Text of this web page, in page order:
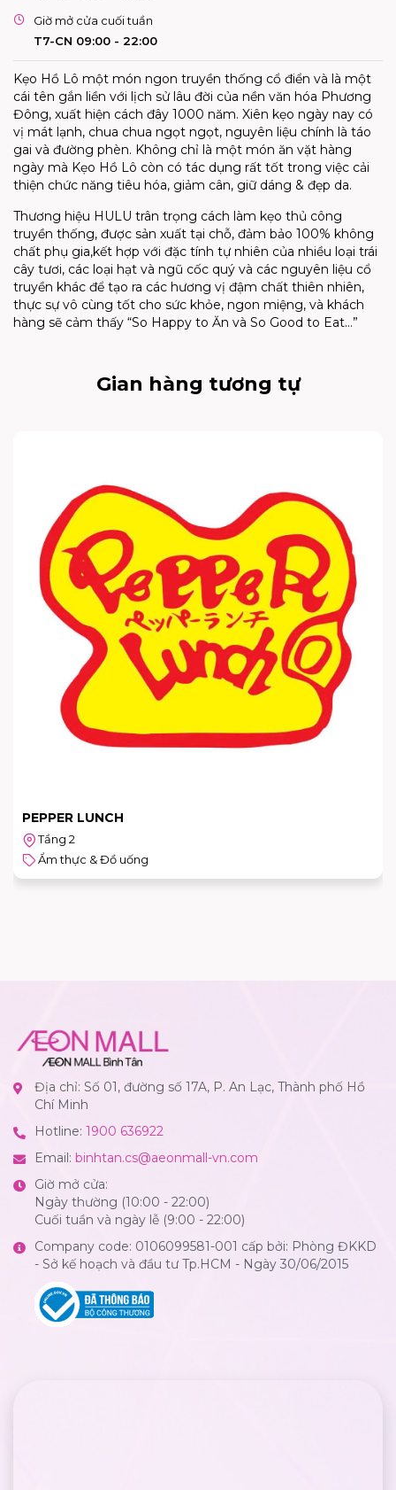
Giờ mở cửa cuối tuần
T7-CN 09:00 - 22:00
Kẹo Hồ Lô một món ngon truyền thống cổ điển và là một
cái tên gắn liền với lịch sử lâu đời của nền văn hóa Phương
Đông, xuất hiện cách đây 1000 năm. Xiên kẹo ngày nay có
vị mát lạnh, chua chua ngọt ngọt, nguyên liệu chính là táo
gai và đường phèn. Không chỉ là một món ăn vặt hàng
ngày mà Kẹo Hồ Lô còn có tác dụng rất tốt trong việc cải
thiện chức năng tiêu hóa, giảm cân, giữ dáng & đẹp da.
Thương hiệu HULU trân trọng cách làm kẹo thủ công
truyền thống, được sản xuất tại chỗ, đảm bảo 100% không
chất phụ gia,kết hợp với đặc tính tự nhiên của nhiều loại trái
cây tươi, các loại hạt và ngũ cốc quý và các nguyên liệu cổ
truyền khác để tạo ra các hương vị đậm chất thiên nhiên,
thực sự vô cùng tốt cho sức khỏe, ngon miệng, và khách
hàng sẽ cảm thấy “So Happy to Ăn và So Good to Eat…”
Gian hàng tương tự
PEPPER LUNCH
Tầng 2
Ẩm thực & Đồ uống
Địa chỉ: Số 01, đường số 17A, P. An Lạc, Thành phố Hồ
Chí Minh
Hotline: 1900 636922
Email: binhtan.cs@aeonmall-vn.com
Giờ mở cửa:
Ngày thường (10:00 - 22:00)
Cuối tuần và ngày lễ (9:00 - 22:00)
Company code: 0106099581-001 cấp bởi: Phòng ĐKKD
- Sở kế hoạch và đầu tư Tp.HCM - Ngày 30/06/2015